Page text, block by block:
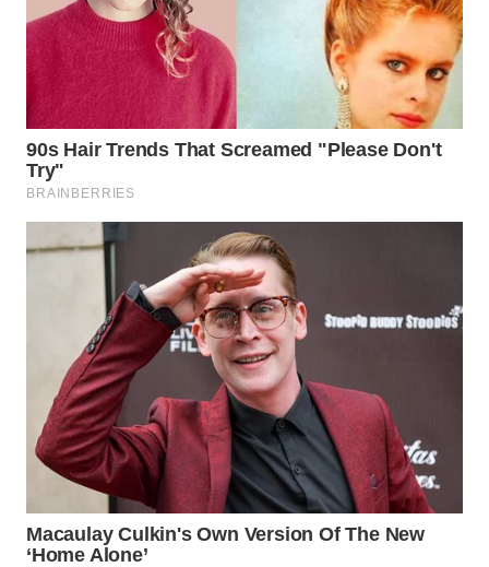
WN
INDRAMAYU
WN
KUNINGAN
WN
MAJALENGKA
WN
SUKABUMI
WN
PURWAKARTA
WN
PRIANGAN